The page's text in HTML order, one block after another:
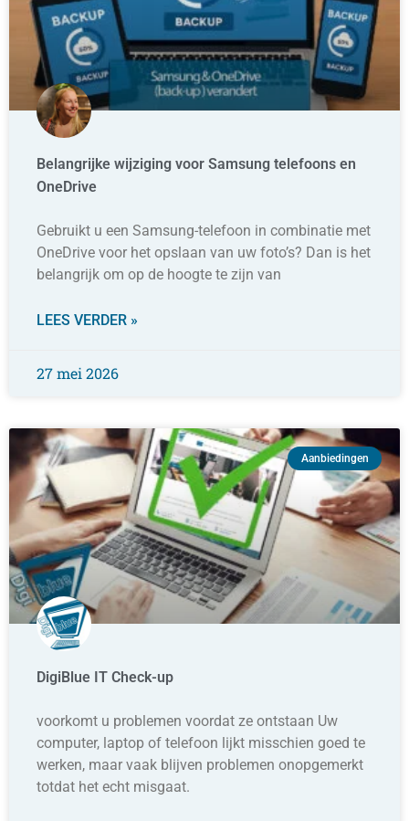
Belangrijke wijziging voor Samsung telefoons en
OneDrive
Gebruikt u een Samsung-telefoon in combinatie met
OneDrive voor het opslaan van uw foto’s? Dan is het
belangrijk om op de hoogte te zijn van
LEES VERDER »
27 mei 2026
Aanbiedingen
DigiBlue IT Check-up
voorkomt u problemen voordat ze ontstaan Uw
computer, laptop of telefoon lijkt misschien goed te
werken, maar vaak blijven problemen onopgemerkt
totdat het echt misgaat.